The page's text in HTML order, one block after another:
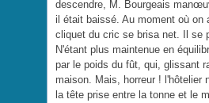
descendre, M. Bourgeais
il était baissé. Au moment où on
cliquet du cric se brisa net. Il se
N'étant plus maintenue en
par le poids du fût, qui, glissant
maison. Mais, horreur ! l'hôtelier
la tête prise entre la tonne et le